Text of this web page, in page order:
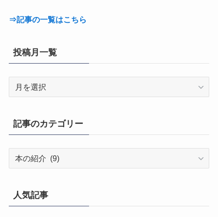
⇒記事の一覧はこちら
投稿月一覧
一
覧
記事のカテゴリー
テ
人気記事